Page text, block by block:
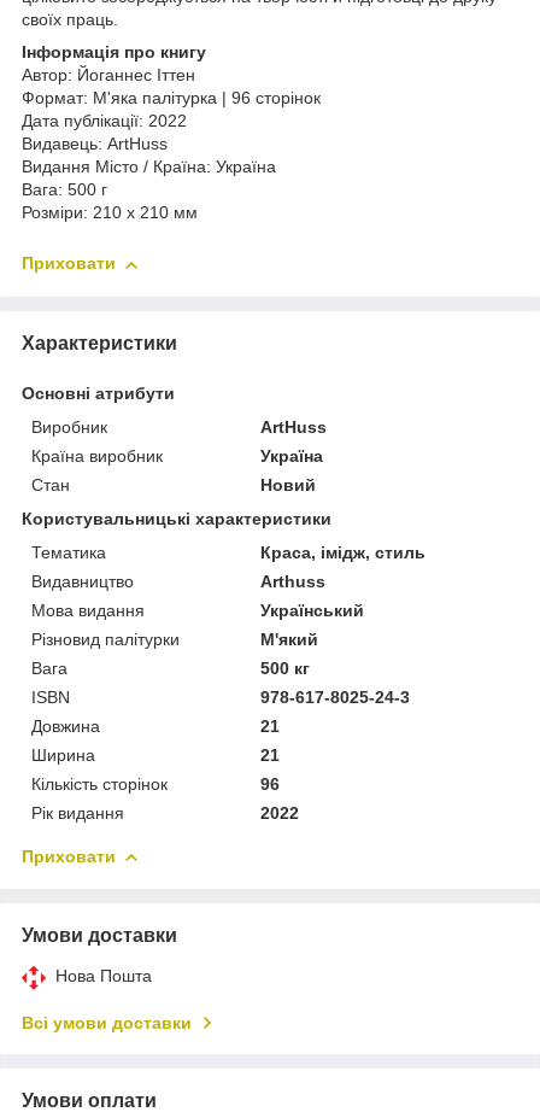
своїх праць.
Інформація про книгу
Автор: Йоганнес Іттен
Формат: М'яка палітурка | 96 сторінок
Дата публікації: 2022
Видавець: ArtHuss
Видання Місто / Країна: Україна
Вага: 500 г
Розміри: 210 х 210 мм
Приховати
Характеристики
Основні атрибути
Виробник
ArtHuss
Країна виробник
Україна
Стан
Новий
Користувальницькі характеристики
Тематика
Краса, імідж, стиль
Видавництво
Arthuss
Мова видання
Український
Різновид палітурки
М'який
Вага
500 кг
ISBN
978-617-8025-24-3
Довжина
21
Ширина
21
Кількість сторінок
96
Рік видання
2022
Приховати
Умови доставки
Нова Пошта
Всі умови доставки
Умови оплати